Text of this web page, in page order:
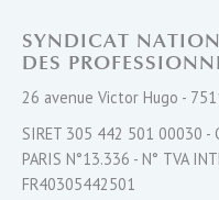
SYNDICAT
DES
26 avenue Victor Hugo -
SIRET 305 442 501 00030 -
PARIS N°13.336 - N° TVA
FR40305442501